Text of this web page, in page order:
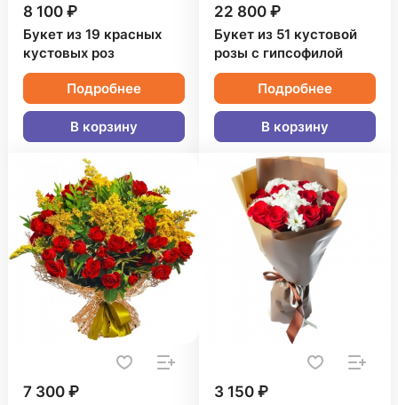
8 100 ₽
Букет из 19 красных
кустовых роз
Подробнее
В корзину
22 800 ₽
Букет из 51 кустовой
розы с гипсофилой
Подробнее
В корзину
7 300 ₽ 3 150 ₽